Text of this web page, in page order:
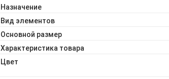
Назначение
Вид элементов
Основной размер
Характеристика товара
Цвет